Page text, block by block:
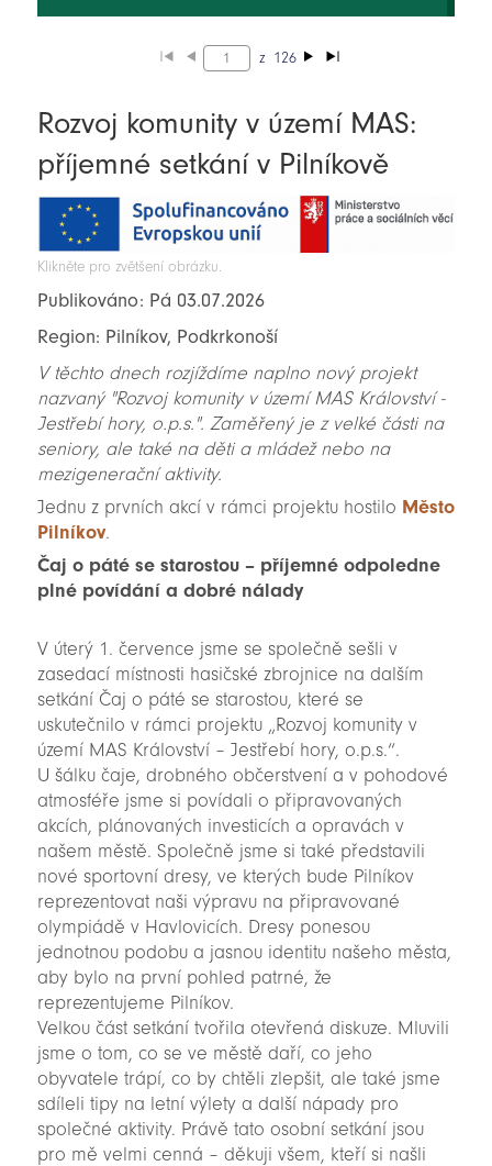
z 126
Rozvoj komunity v území MAS:
příjemné setkání v Pilníkově
Klikněte pro zvětšení obrázku.
Publikováno: Pá 03.07.2026
Region: Pilníkov, Podkrkonoší
V těchto dnech rozjíždíme naplno nový projekt
nazvaný "Rozvoj komunity v území MAS Království -
Jestřebí hory, o.p.s.". Zaměřený je z velké části na
seniory, ale také na děti a mládež nebo na
mezigenerační aktivity.
Jednu z prvních akcí v rámci projektu hostilo Město
Pilníkov.
Čaj o páté se starostou – příjemné odpoledne
plné povídání a dobré nálady
V úterý 1. července jsme se společně sešli v
zasedací místnosti hasičské zbrojnice na dalším
setkání Čaj o páté se starostou, které se
uskutečnilo v rámci projektu „Rozvoj komunity v
území MAS Království – Jestřebí hory, o.p.s.“.
U šálku čaje, drobného občerstvení a v pohodové
atmosféře jsme si povídali o připravovaných
akcích, plánovaných investicích a opravách v
našem městě. Společně jsme si také představili
nové sportovní dresy, ve kterých bude Pilníkov
reprezentovat naši výpravu na připravované
olympiádě v Havlovicích. Dresy ponesou
jednotnou podobu a jasnou identitu našeho města,
aby bylo na první pohled patrné, že
reprezentujeme Pilníkov.
Velkou část setkání tvořila otevřená diskuze. Mluvili
jsme o tom, co se ve městě daří, co jeho
obyvatele trápí, co by chtěli zlepšit, ale také jsme
sdíleli tipy na letní výlety a další nápady pro
společné aktivity. Právě tato osobní setkání jsou
pro mě velmi cenná – děkuji všem, kteří si našli